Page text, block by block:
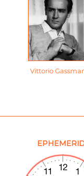
Vittorio